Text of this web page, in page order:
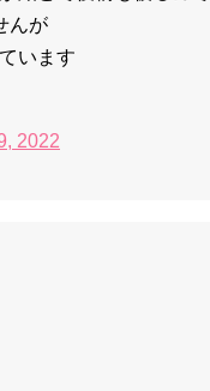
んが
います
2022